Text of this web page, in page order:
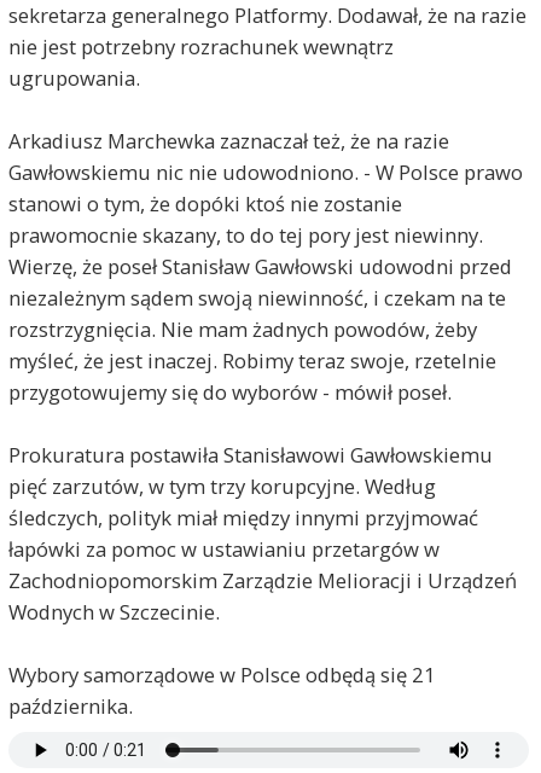
sekretarza generalnego Platformy. Dodawał, że na razie
nie jest potrzebny rozrachunek wewnątrz
ugrupowania.
Arkadiusz Marchewka zaznaczał też, że na razie
Gawłowskiemu nic nie udowodniono. - W Polsce prawo
stanowi o tym, że dopóki ktoś nie zostanie
prawomocnie skazany, to do tej pory jest niewinny.
Wierzę, że poseł Stanisław Gawłowski udowodni przed
niezależnym sądem swoją niewinność, i czekam na te
rozstrzygnięcia. Nie mam żadnych powodów, żeby
myśleć, że jest inaczej. Robimy teraz swoje, rzetelnie
przygotowujemy się do wyborów - mówił poseł.
Prokuratura postawiła Stanisławowi Gawłowskiemu
pięć zarzutów, w tym trzy korupcyjne. Według
śledczych, polityk miał między innymi przyjmować
łapówki za pomoc w ustawianiu przetargów w
Zachodniopomorskim Zarządzie Melioracji i Urządzeń
Wodnych w Szczecinie.
Wybory samorządowe w Polsce odbędą się 21
października.